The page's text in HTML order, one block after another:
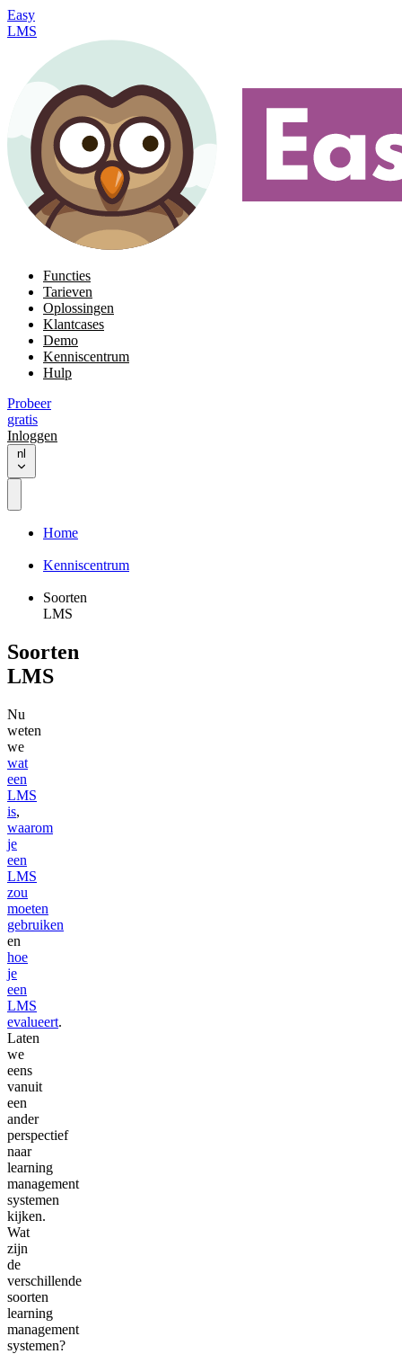
Easy
LMS
Functies
Tarieven
Oplossingen
Klantcases
Demo
Kenniscentrum
Hulp
Probeer
gratis
Inloggen
nl
Home
Kenniscentrum
Soorten
LMS
Soorten
LMS
Nu
weten
we
wat
een
LMS
is,
waarom
je
een
LMS
zou
moeten
gebruiken
en
hoe
je
een
LMS
evalueert.
Laten
we
eens
vanuit
een
ander
perspectief
naar
learning
management
systemen
kijken.
Wat
zijn
de
verschillende
soorten
learning
management
systemen?